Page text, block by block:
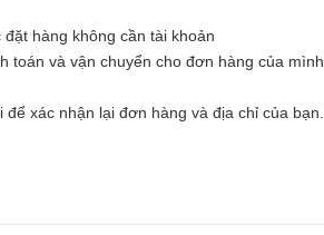
hàng không cần tài khoản
toán và vận chuyển cho đơn hàng của mình
xác nhận lại đơn hàng và địa chỉ của bạn.